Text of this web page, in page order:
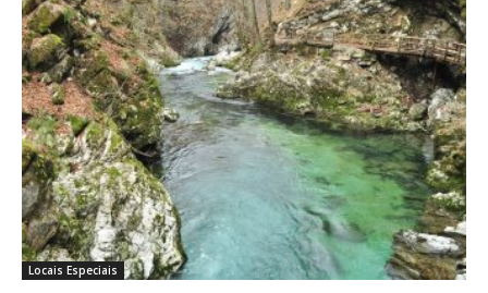
Locais Especiais